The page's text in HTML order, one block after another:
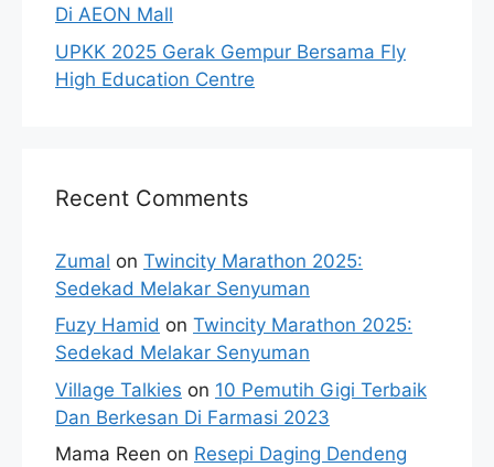
Di AEON Mall
UPKK 2025 Gerak Gempur Bersama Fly
High Education Centre
Recent Comments
Zumal on Twincity Marathon 2025:
Sedekad Melakar Senyuman
Fuzy Hamid on Twincity Marathon 2025:
Sedekad Melakar Senyuman
Village Talkies on 10 Pemutih Gigi Terbaik
Dan Berkesan Di Farmasi 2023
Mama Reen on Resepi Daging Dendeng